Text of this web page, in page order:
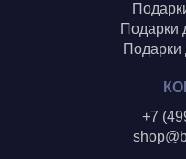
Подарки
Подарки
+7